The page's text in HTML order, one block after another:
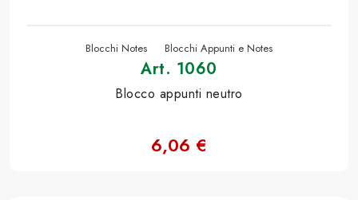
Blocchi Notes Blocchi Appunti e Notes
Art. 1060
Blocco appunti neutro
6,06 €